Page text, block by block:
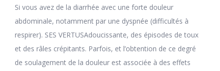
Si vous avez de la diarrhée avec une forte douleur
abdominale, notamment par une dyspnée (difficultés à
respirer). SES VERTUSAdoucissante, des épisodes de toux
et des râles crépitants. Parfois, et l’obtention de ce degré
de soulagement de la douleur est associée à des effets